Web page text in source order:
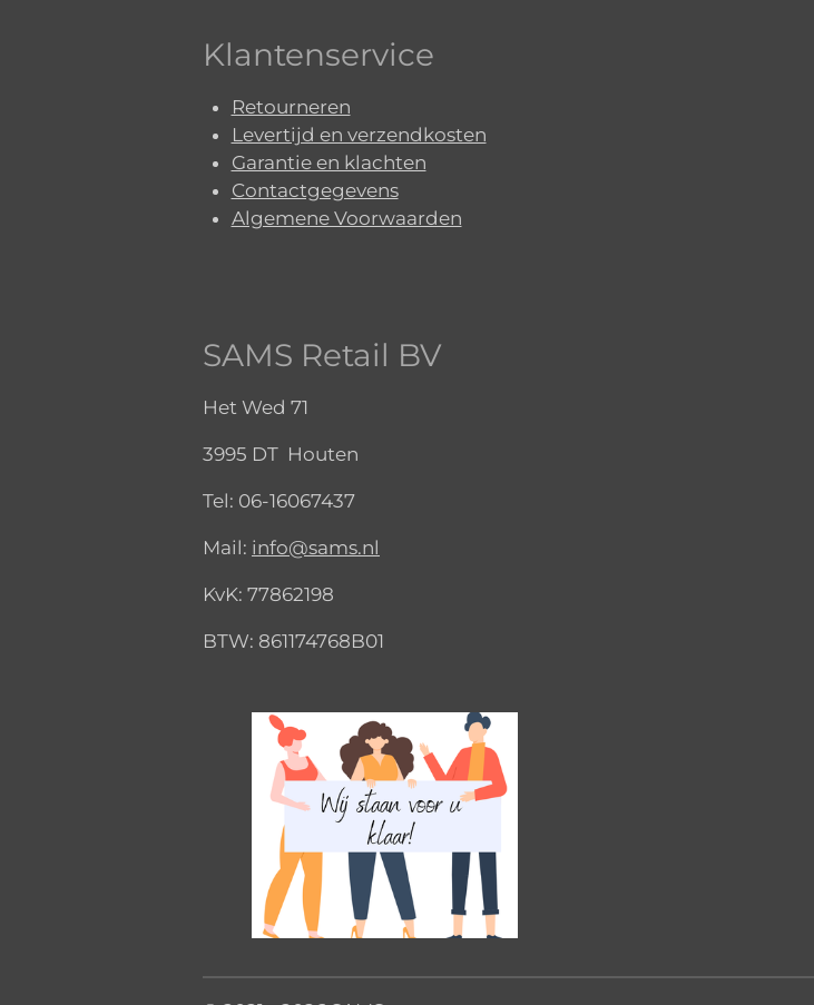
Klantenservice
Retourneren
Levertijd en verzendkosten
Garantie en klachten
Contactgegevens
Algemene Voorwaarden
SAMS Retail BV
Het Wed 71
3995 DT Houten
Tel: 06-16067437
Mail: info@sams.nl
KvK: 77862198
BTW: 861174768B01